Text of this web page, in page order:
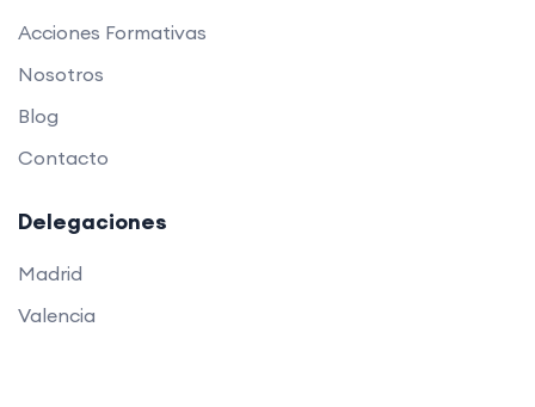
Acciones Formativas
Nosotros
Blog
Contacto
Delegaciones
Madrid
Valencia